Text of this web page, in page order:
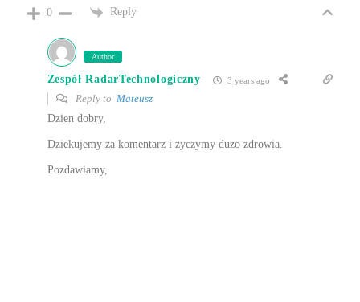
0 Reply
Author
Zespół RadarTechnologiczny 3 years ago
Reply to Mateusz
Dzien dobry,
Dziekujemy za komentarz i zyczymy duzo zdrowia.
Pozdawiamy,